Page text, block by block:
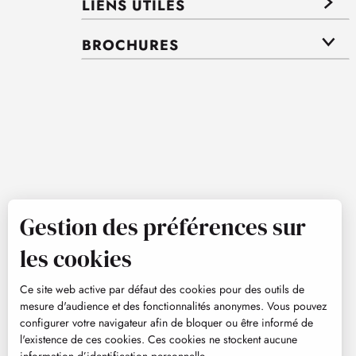
LIENS UTILES
BROCHURES
Gestion des préférences sur
les cookies
Ce site web active par défaut des cookies pour des outils de
mesure d'audience et des fonctionnalités anonymes. Vous pouvez
configurer votre navigateur afin de bloquer ou être informé de
l'existence de ces cookies. Ces cookies ne stockent aucune